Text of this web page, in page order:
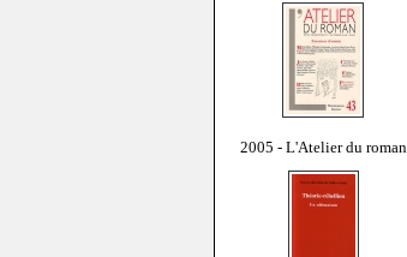
2005 - L'Atelier du roman